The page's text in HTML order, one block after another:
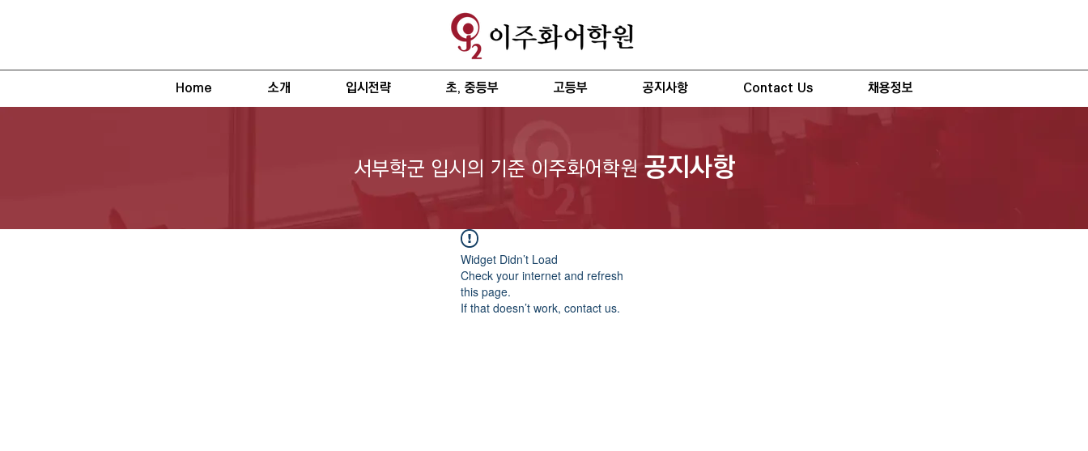
서부학군 입시의 기준 이주화어학원 공지사항
Widget Didn’t Load
Check your internet and refresh
this page.
If that doesn’t work, contact us.
Home 소개 입시전략 초, 중등부 고등부 공지사항 Contact Us 채용정보